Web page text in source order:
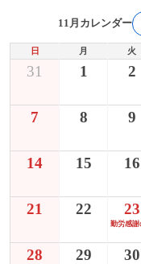
11月カレンダー
日 月 火
31 1 2
7 8 9
14 15 16
21 22 23
勤労感謝
28 29 30